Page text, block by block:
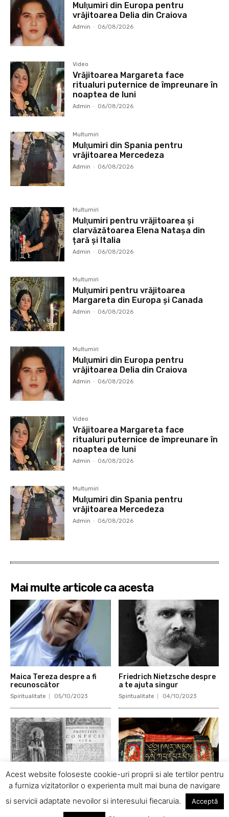
Mulţumiri din Europa pentru
vrăjitoarea Delia din Craiova
Admin - 06/08/2026
Video
Vrăjitoarea Margareta face
ritualuri puternice de împreunare în
noaptea de luni
Admin - 06/08/2026
Multumiri
Mulţumiri din Spania pentru
vrăjitoarea Mercedeza
Admin - 06/08/2026
Multumiri
Mulţumiri pentru vrăjitoarea și
clarvăzătoarea Elena Natașa din
țară și Italia
Admin - 06/08/2026
Multumiri
Mulţumiri pentru vrăjitoarea
Margareta din Europa și Canada
Admin - 06/08/2026
Multumiri
Mulţumiri din Europa pentru
vrăjitoarea Delia din Craiova
Admin - 06/08/2026
Video
Vrăjitoarea Margareta face
ritualuri puternice de împreunare în
noaptea de luni
Admin - 06/08/2026
Multumiri
Mulţumiri din Spania pentru
vrăjitoarea Mercedeza
Admin - 06/08/2026
Mai multe articole ca acesta
Maica Tereza despre a fi
recunoscător
Spiritualitate 05/10/2023
Friedrich Nietzsche despre
a te ajuta singur
Spiritualitate 04/10/2023
conştiinţă
03/10/2023
Proverb chinezesc despre
sfaturile bune
Acest website foloseste cookie-uri proprii si ale tertilor pentru
a furniza vizitatorilor o experienta mult mai buna de navigare
si servicii adaptate nevoilor si interesului fiecaruia.
Acceptă